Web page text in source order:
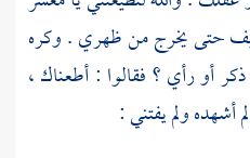
حتى يخرج من ظهري . وكره
ذكر أو رأي ؟ فقالوا : أطعناك ،
أشهده ولم يفتني :